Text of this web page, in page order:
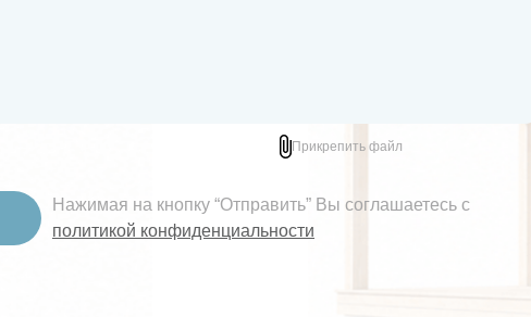
Прикрепить файл
Нажимая на кнопку “Отправить” Вы соглашаетесь с
политикой конфиденциальности